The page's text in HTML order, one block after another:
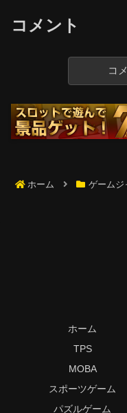
コメント
コ
ホーム ゲームジ
ホーム
TPS
MOBA
スポーツゲーム
パズルゲーム